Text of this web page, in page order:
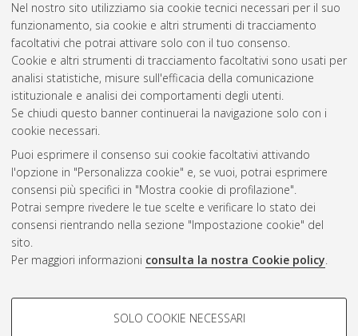
Nel nostro sito utilizziamo sia cookie tecnici necessari per il suo
funzionamento, sia cookie e altri strumenti di tracciamento
facoltativi che potrai attivare solo con il tuo consenso.
Cookie e altri strumenti di tracciamento facoltativi sono usati per
analisi statistiche, misure sull'efficacia della comunicazione
istituzionale e analisi dei comportamenti degli utenti.
Se chiudi questo banner continuerai la navigazione solo con i
cookie necessari.
Puoi esprimere il consenso sui cookie facoltativi attivando
l'opzione in "Personalizza cookie" e, se vuoi, potrai esprimere
consensi più specifici in "Mostra cookie di profilazione".
Potrai sempre rivedere le tue scelte e verificare lo stato dei
consensi rientrando nella sezione "Impostazione cookie" del
sito.
Per maggiori informazioni consulta la nostra Cookie policy.
COOKIE DI PROFILAZIONE -
SOLO COOKIE NECESSARI
Vedi altre statistiche
Gestione del documento:
Atom
Rss
2.0
AMS Acta
ISSN: 2038-7954
re3data.org -
doi.org/10.17616/R3P19R
Servizio implementato e
Impostazioni Cookie